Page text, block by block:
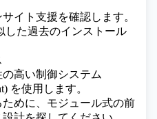
イト支援を確認します。
した過去のインストール
高い制御システム
を使用します。
めに、モジュール式の前